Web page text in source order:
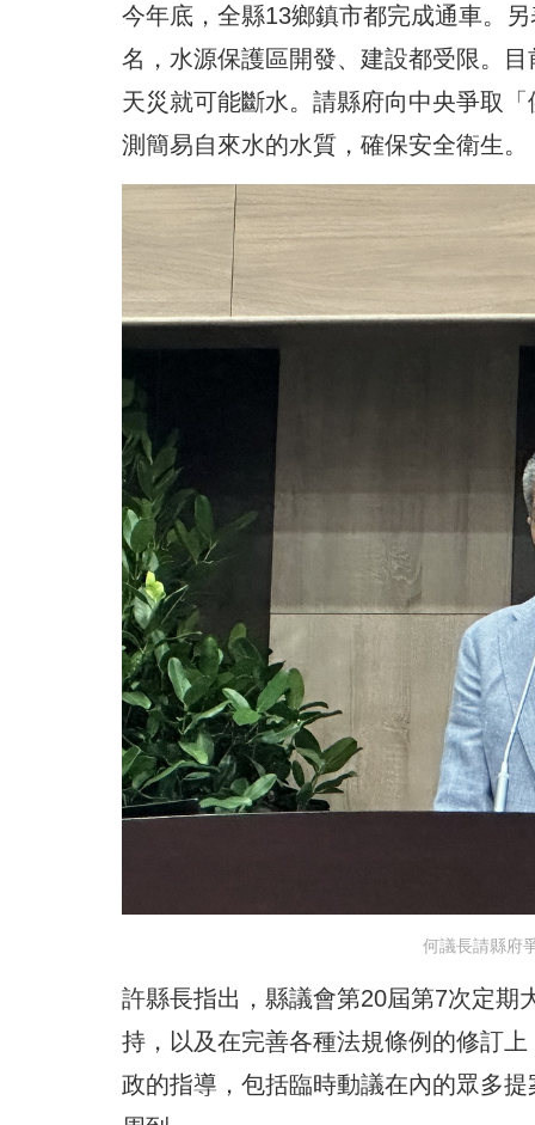
今年底，全縣13鄉鎮市都完成通車。
名，水源保護區開發、建設都受限。
天災就可能斷水。請縣府向中央爭取
測簡易自來水的水質，確保安全衛生。
何議長請縣府
許縣長指出，縣議會第20屆第7次定期
持，以及在完善各種法規條例的修訂
政的指導，包括臨時動議在內的眾多